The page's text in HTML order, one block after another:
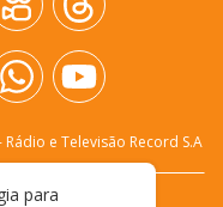
e Televisão Record S.A
para